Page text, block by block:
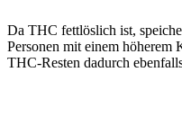
Da THC fettlöslich ist,
Personen mit einem höherem
THC-Resten dadurch